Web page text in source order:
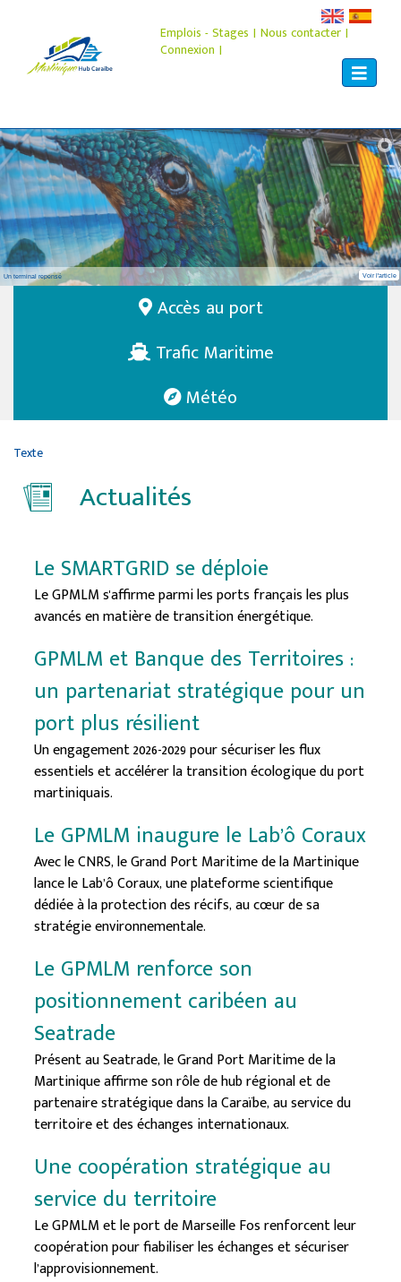
Emplois - Stages | Nous contacter |
Connexion |
Toggle
Voir l'article
Un terminal repensé
Accès au port
Trafic Maritime
Météo
Texte
Actualités
Le SMARTGRID se déploie
Le GPMLM s'affirme parmi les ports français les plus
avancés en matière de transition énergétique.
GPMLM et Banque des Territoires :
un partenariat stratégique pour un
port plus résilient
Un engagement 2026-2029 pour sécuriser les flux
essentiels et accélérer la transition écologique du port
martiniquais.
Le GPMLM inaugure le Lab’ô Coraux
Avec le CNRS, le Grand Port Maritime de la Martinique
lance le Lab’ô Coraux, une plateforme scientifique
dédiée à la protection des récifs, au cœur de sa
stratégie environnementale.
Le GPMLM renforce son
positionnement caribéen au
Seatrade
Présent au Seatrade, le Grand Port Maritime de la
Martinique affirme son rôle de hub régional et de
partenaire stratégique dans la Caraïbe, au service du
territoire et des échanges internationaux.
Une coopération stratégique au
service du territoire
Le GPMLM et le port de Marseille Fos renforcent leur
coopération pour fiabiliser les échanges et sécuriser
l’approvisionnement.